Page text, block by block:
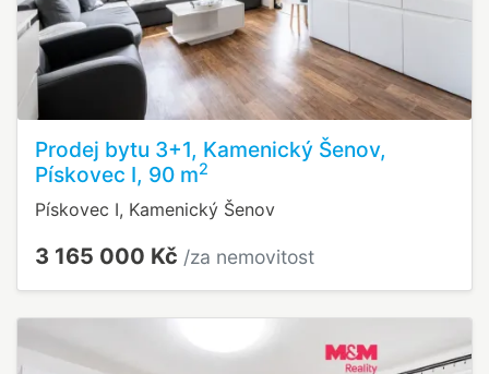
Prodej bytu 3+1, Kamenický Šenov,
Pískovec I, 90 m2
Pískovec I, Kamenický Šenov
3 165 000 Kč /za nemovitost